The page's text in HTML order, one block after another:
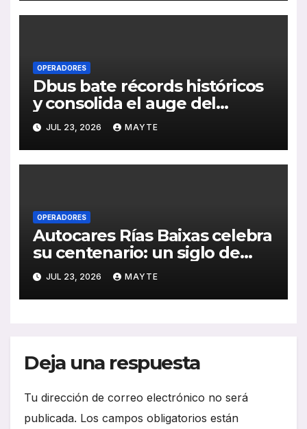
RSC 2025
OPERADORES
Dbus bate récords históricos
y consolida el auge del
transporte público en San
Sebastián
JUL 23, 2026 MAYTE
OPERADORES
Autocares Rías Baixas celebra
su centenario: un siglo de
historia, esfuerzo familiar y
compromiso con el
transporte gallego
JUL 23, 2026 MAYTE
Deja una respuesta
Tu dirección de correo electrónico no será
publicada. Los campos obligatorios están